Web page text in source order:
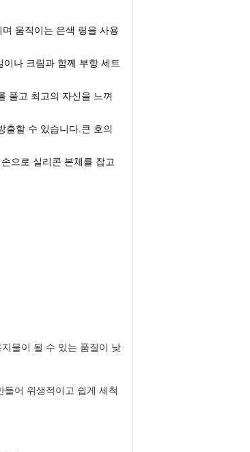
움직이는 은색 링을 사용
나 크림과 함께 부항 세트
풀고 최고의 자신을 느껴
출할 수 있습니다.큰 호의
으로 실리콘 본체를 잡고
물이 될 수 있는 품질이 낮
어 위생적이고 쉽게 세척